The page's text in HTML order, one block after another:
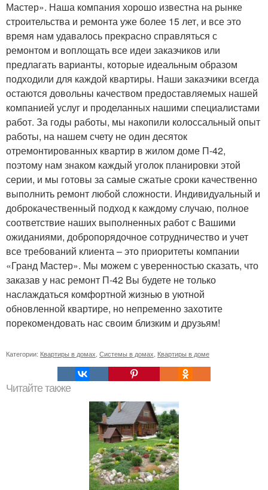
Мастер». Наша компания хорошо известна на рынке
строительства и ремонта уже более 15 лет, и все это
время нам удавалось прекрасно справляться с
ремонтом и воплощать все идеи заказчиков или
предлагать варианты, которые идеальным образом
подходили для каждой квартиры. Наши заказчики всегда
остаются довольны качеством предоставляемых нашей
компанией услуг и проделанных нашими специалистами
работ. За годы работы, мы накопили колоссальный опыт
работы, на нашем счету не один десяток
отремонтированных квартир в жилом доме П-42,
поэтому нам знаком каждый уголок планировки этой
серии, и мы готовы за самые сжатые сроки качественно
выполнить ремонт любой сложности. Индивидуальный и
доброкачественный подход к каждому случаю, полное
соответствие наших выполненных работ с Вашими
ожиданиями, добропорядочное сотрудничество и учет
все требований клиента – это приоритеты компании
«Гранд Мастер». Мы можем с уверенностью сказать, что
заказав у нас ремонт П-42 Вы будете не только
наслаждаться комфортной жизнью в уютной
обновленной квартире, но непременно захотите
порекомендовать нас своим близким и друзьям!
Категории: Квартиры в домах Системы в домах Квартиры в доме
Читайте также